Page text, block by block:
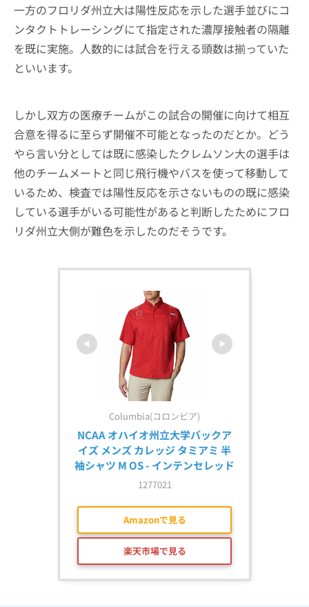
一方のフロリダ州立大は陽性反応を示した選手並びにコ
ンタクトトレーシングにて指定された濃厚接触者の隔離
を既に実施。人数的には試合を行える頭数は揃っていた
といいます。
しかし双方の医療チームがこの試合の開催に向けて相互
合意を得るに至らず開催不可能となったのだとか。どう
やら言い分としては既に感染したクレムソン大の選手は
他のチームメートと同じ飛行機やバスを使って移動して
いるため、検査では陽性反応を示さないものの既に感染
している選手がいる可能性があると判断したためにフロ
リダ州立大側が難色を示したのだそうです。
Columbia(コロンビア)
NCAA オハイオ州立大学バックア
イズ メンズ カレッジ タミアミ 半
袖シャツ M OS - インテンセレッド
1277021
Amazonで見る
楽天市場で見る